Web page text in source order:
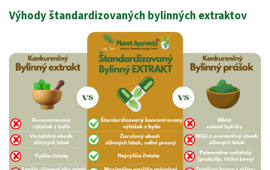
Výhody štandardizovaných bylinných extraktov